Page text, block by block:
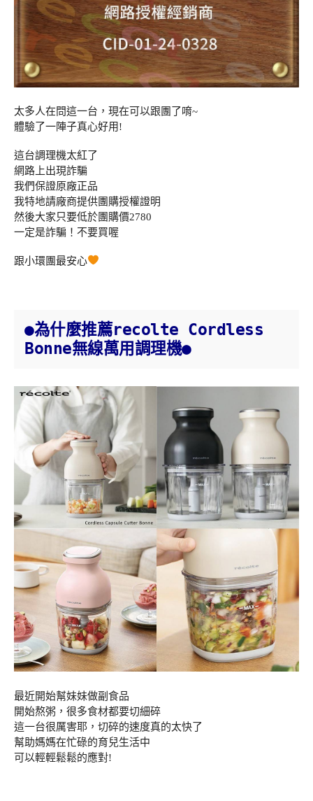
太多人在問這一台，現在可以跟團了唷~
體驗了一陣子真心好用!
這台調理機太紅了
網路上出現詐騙
我們保證原廠正品
我特地請廠商提供團購授權證明
然後大家只要低於團購價2780
一定是詐騙！不要買喔
跟小環團最安心
●為什麼推薦recolte Cordless
Bonne無線萬用調理機●
最近開始幫妹妹做副食品
開始熬粥，很多食材都要切細碎
這一台很厲害耶，切碎的速度真的太快了
幫助媽媽在忙碌的育兒生活中
可以輕輕鬆鬆的應對!